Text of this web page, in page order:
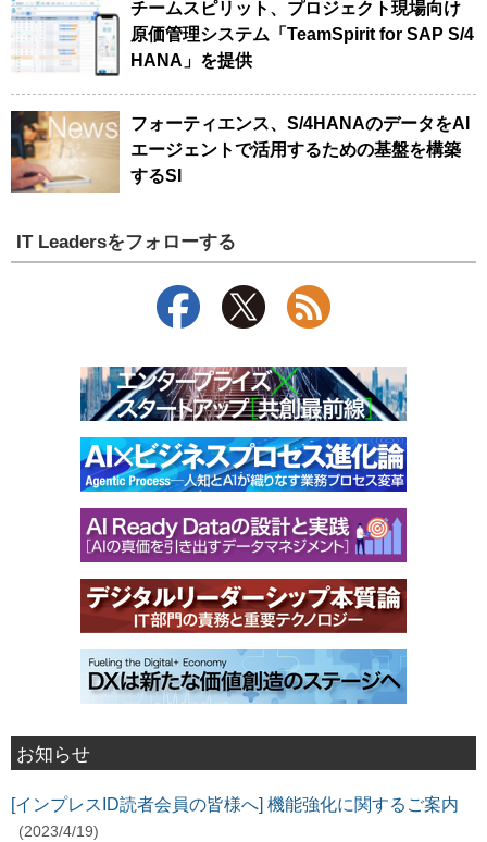
チームスピリット、プロジェクト現場向け
原価管理システム「TeamSpirit for SAP S/4
HANA」を提供
フォーティエンス、S/4HANAのデータをAI
エージェントで活用するための基盤を構築
するSI
IT Leadersをフォローする
お知らせ
[インプレスID読者会員の皆様へ] 機能強化に関するご案内
(2023/4/19)